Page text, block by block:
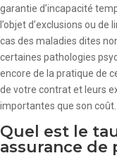
garantie d’incapacité
l’objet d’exclusions ou
cas des maladies dites
certaines pathologies
encore de la pratique de
de votre contrat et leurs
importantes que son coût.
Quel est le
assurance de